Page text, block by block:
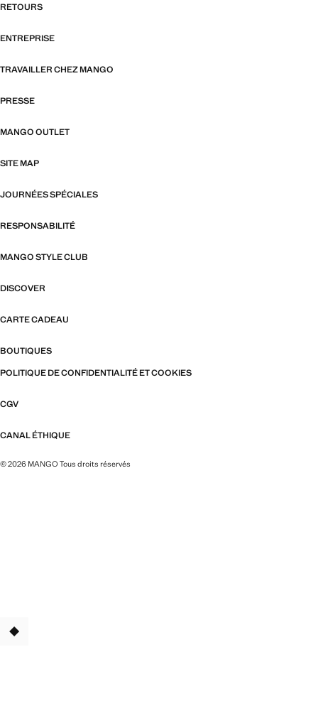
RETOURS
ENTREPRISE
TRAVAILLER CHEZ MANGO
PRESSE
MANGO OUTLET
SITE MAP
JOURNÉES SPÉCIALES
RESPONSABILITÉ
MANGO STYLE CLUB
DISCOVER
CARTE CADEAU
BOUTIQUES
POLITIQUE DE CONFIDENTIALITÉ ET COOKIES
CGV
CANAL ÉTHIQUE
© 2026 MANGO Tous droits réservés